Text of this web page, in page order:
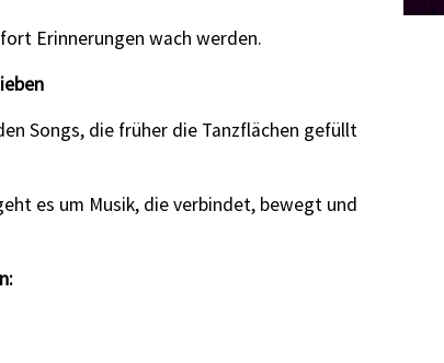
Erinnerungen wach werden.
Songs, die früher die Tanzflächen gefüllt
es um Musik, die verbindet, bewegt und